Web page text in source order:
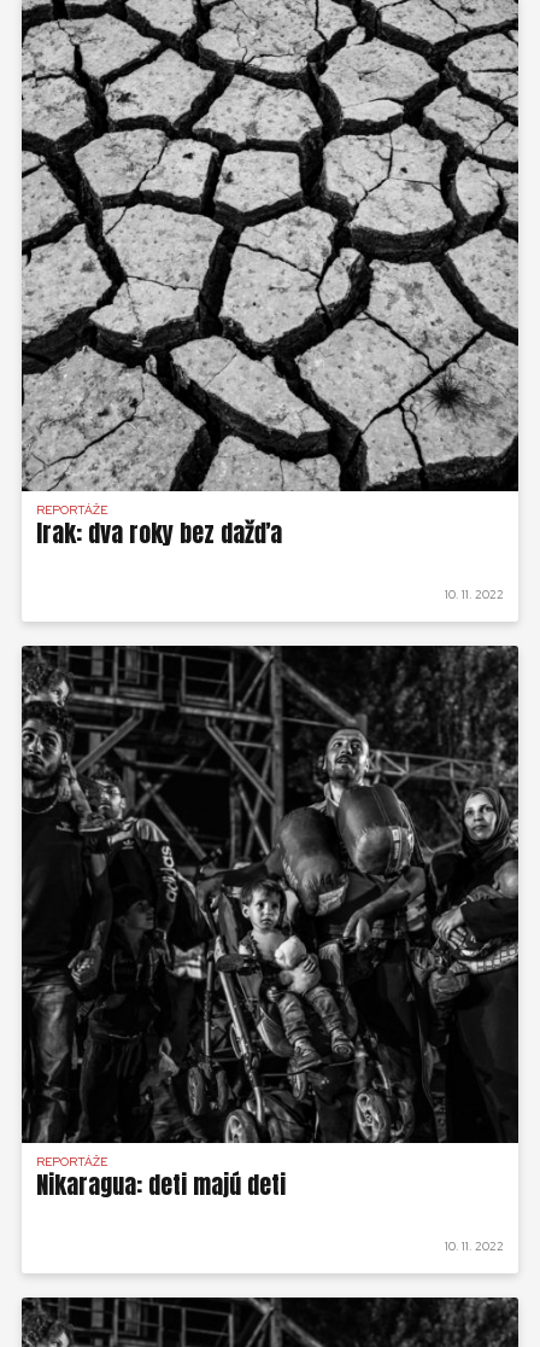
REPORTÁŽE
Irak: dva roky bez dažďa
10. 11. 2022
REPORTÁŽE
Nikaragua: deti majú deti
10. 11. 2022